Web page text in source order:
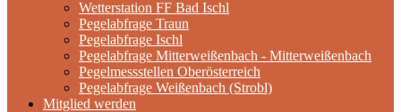
Wetterstation FF Bad Ischl
Pegelabfrage Traun
Pegelabfrage Ischl
Pegelabfrage Mitterweißenbach - Mitterweißenbach
Pegelmessstellen Oberösterreich
Pegelabfrage Weißenbach (Strobl)
Mitglied werden